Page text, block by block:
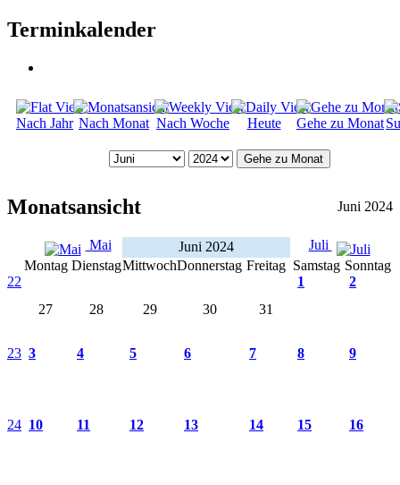
Terminkalender
Nach Jahr Nach Monat Nach Woche Heute Gehe zu Monat
Gehe zu Monat
Monatsansicht Juni 2024
Mai Juni 2024
Juli
Montag DienstagMittwochDonnerstag Freitag Samstag Sonntag
22
27
28 29 30 31
1 2
23 3 4 5 6 7 8 9
24 10 11 12 13 14 15 16